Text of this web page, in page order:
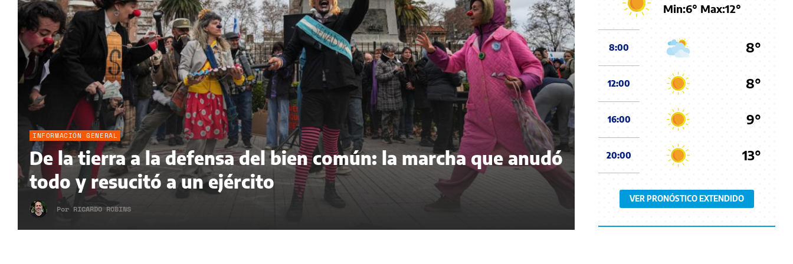
INFORMACIÓN GENERAL
De la tierra a la defensa del bien común: la marcha que anudó
todo y resucitó a un ejército
Por RICARDO ROBINS
Min:6° Max:12°
8:00 8°
12:00 8°
16:00 9°
20:00 13°
VER PRONÓSTICO EXTENDIDO